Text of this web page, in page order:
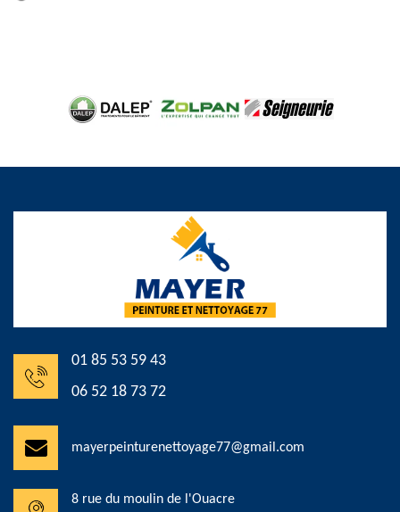
01 85 53 59 43
06 52 18 73 72
mayerpeinturenettoyage77@gmail.com
8 rue du moulin de l'Ouacre